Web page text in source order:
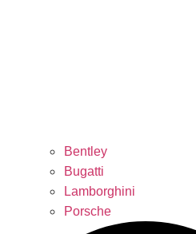
Bentley
Bugatti
Lamborghini
Porsche